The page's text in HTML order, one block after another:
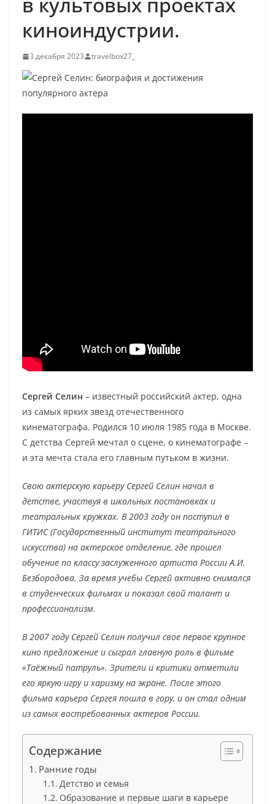
киноиндустрии.
3 декабря 2023 travelbox27_
Сергей Селин – известный российский актер, одна
из самых ярких звезд отечественного
кинематографа. Родился 10 июля 1985 года в Москве.
С детства Сергей мечтал о сцене, о кинематографе –
и эта мечта стала его главным путьком в жизни.
Свою актерскую карьеру Сергей Селин начал в
детстве, участвуя в школьных постановках и
театральных кружках. В 2003 году он поступил в
ГИТИС (Государственный институт театрального
искусства) на актерское отделение, где прошел
обучение по классу заслуженного артиста России А.И.
Безбородова. За время учебы Сергей активно снимался
в студенческих фильмах и показал свой талант и
профессионализм.
В 2007 году Сергей Селин получил свое первое крупное
кино предложение и сыграл главную роль в фильме
«Таёжный патруль». Зрители и критики отметили
его яркую игру и харизму на экране. После этого
фильма карьера Сергея пошла в гору, и он стал одним
из самых востребованных актеров России.
Содержание
Ранние годы
Детство и семья
Образование и первые шаги в карьере